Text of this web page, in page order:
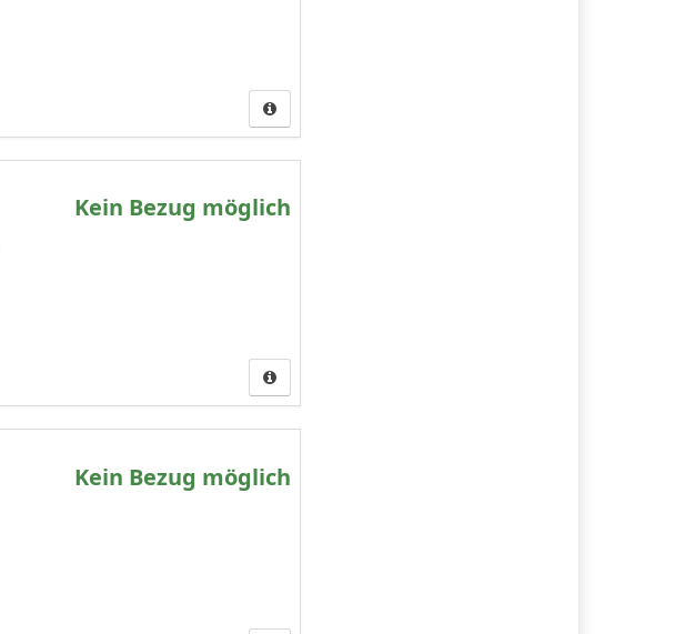
Kein Bezug möglich
Kein Bezug möglich